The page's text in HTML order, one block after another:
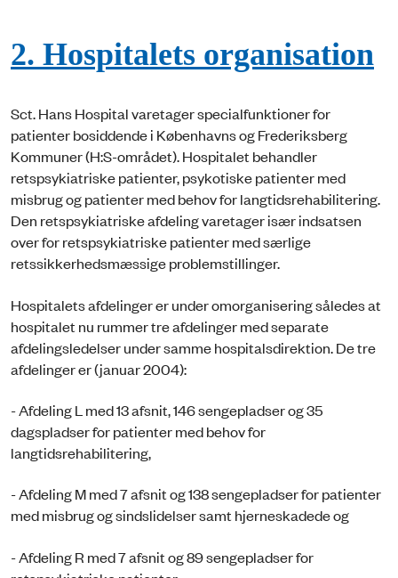
2. Hospitalets organisation
Sct. Hans Hospital varetager specialfunktioner for
patienter bosiddende i Københavns og Frederiksberg
Kommuner (H:S-området). Hospitalet behandler
retspsykiatriske patienter, psykotiske patienter med
misbrug og patienter med behov for langtidsrehabilitering.
Den retspsykiatriske afdeling varetager især indsatsen
over for retspsykiatriske patienter med særlige
retssikkerhedsmæssige problemstillinger.
Hospitalets afdelinger er under omorganisering således at
hospitalet nu rummer tre afdelinger med separate
afdelingsledelser under samme hospitalsdirektion. De tre
afdelinger er (januar 2004):
- Afdeling L med 13 afsnit, 146 sengepladser og 35
dagspladser for patienter med behov for
langtidsrehabilitering,
- Afdeling M med 7 afsnit og 138 sengepladser for patienter
med misbrug og sindslidelser samt hjerneskadede og
- Afdeling R med 7 afsnit og 89 sengepladser for